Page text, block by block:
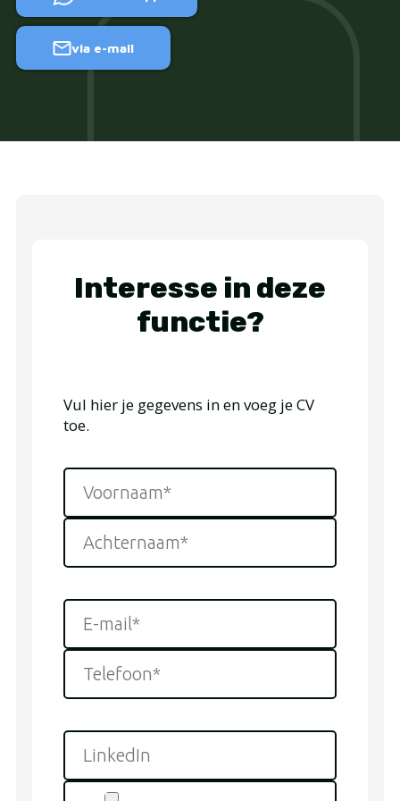
via e-mail
Interesse in deze
functie?
Vul hier je gegevens in en voeg je CV
toe.